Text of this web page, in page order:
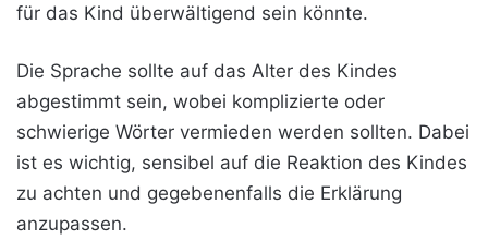
für das Kind überwältigend sein könnte.
Die Sprache sollte auf das Alter des Kindes
abgestimmt sein, wobei komplizierte oder
schwierige Wörter vermieden werden sollten. Dabei
ist es wichtig, sensibel auf die Reaktion des Kindes
zu achten und gegebenenfalls die Erklärung
anzupassen.